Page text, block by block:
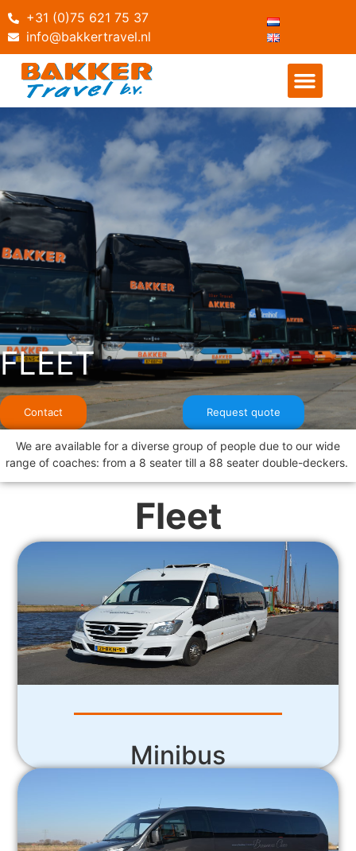
+31 (0)75 621 75 37
info@bakkertravel.nl
FLEET
Contact Request quote
We are available for a diverse group of people due to our wide
range of coaches: from a 8 seater till a 88 seater double-deckers.
Fleet
Minibus